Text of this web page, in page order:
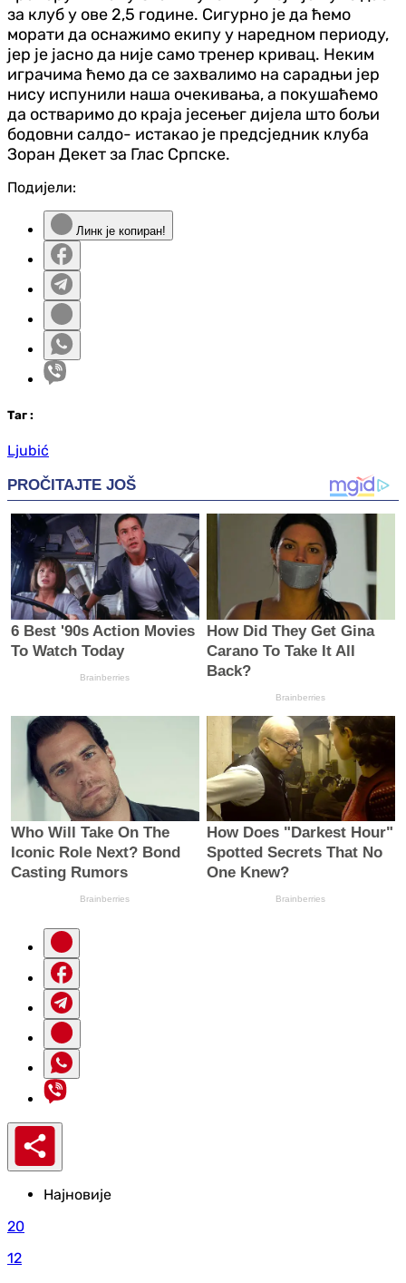
за клуб у ове 2,5 године. Сигурно је да ћемо
морати да оснажимо екипу у наредном периоду,
јер је јасно да није само тренер кривац. Неким
играчима ћемо да се захвалимо на сарадњи јер
нису испунили наша очекивања, а покушаћемо
да остваримо до краја јесењег дијела што бољи
бодовни салдо- истакао је предсједник клуба
Зоран Декет за Глас Српске.
Подијели:
Линк је копиран!
Таг :
Ljubić
Најновије
20
12